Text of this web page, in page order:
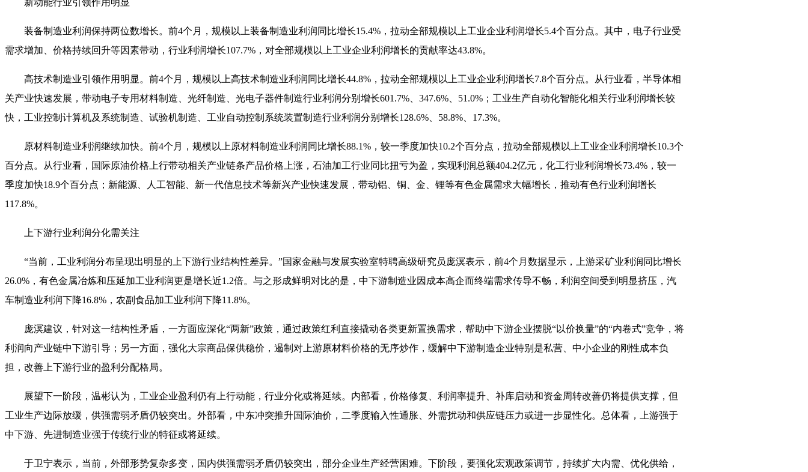
装备制造业利润保持两位数增长。前4个月，规模以上装备制造业利润同比增长15.4% ，拉动全部规模以上工业企业利润增长5.4个百分点。其中，电子行业受
需求增加、价格持续回升等因素带动，行业利润增长107.7% ，对全部规模以上工业企业利润增长的贡献率达43.8%。
高技术制造业引领作用明显。前4个月，规模以上高技术制造业利润同比增长44.8% ，拉动全部规模以上工业企业利润增长7.8个百分点。从行业看，半导体相
关产业快速发展，带动电子专用材料制造、光纤制造、光电子器件制造行业利润分别增长601.7% 347.6% 51.0% ；工业生产自动化智能化相关行业利润增长较
快，工业控制计算机及系统制造、试验机制造、工业自动控制系统装置制造行业利润分别增长128.6% 58.8% 17.3%。
原材料制造业利润继续加快。前4个月，规模以上原材料制造业利润同比增长88.1% ，较一季度加快10.2个百分点，拉动全部规模以上工业企业利润增长10.3个
百分点。从行业看，国际原油价格上行带动相关产业链条产品价格上涨，石油加工行业同比扭亏为盈，实现利润总额404.2亿元，化工行业利润增长73.4% ，较一
季度加快18.9个百分点；新能源、人工智能、新一代信息技术等新兴产业快速发展，带动铝、铜、金、锂等有色金属需求大幅增长，推动有色行业利润增长
117.8%。
上下游行业利润分化需关注
“当前，工业利润分布呈现出明显的上下游行业结构性差异。”国家金融与发展实验室特聘高级研究员庞溟表示，前4个月数据显示，上游采矿业利润同比增长
26.0% ，有色金属冶炼和压延加工业利润更是增长近1.2倍。与之形成鲜明对比的是，中下游制造业因成本高企而终端需求传导不畅，利润空间受到明显挤压，汽
车制造业利润下降16.8% ，农副食品加工业利润下降11.8%。
庞溟建议，针对这一结构性矛盾，一方面应深化“两新”政策，通过政策红利直接撬动各类更新置换需求，帮助中下游企业摆脱“以价换量”的“内卷式”竞争，将
利润向产业链中下游引导；另一方面，强化大宗商品保供稳价，遏制对上游原材料价格的无序炒作，缓解中下游制造企业特别是私营、中小企业的刚性成本负
担，改善上下游行业的盈利分配格局。
展望下一阶段，温彬认为，工业企业盈利仍有上行动能，行业分化或将延续。内部看，价格修复、利润率提升、补库启动和资金周转改善仍将提供支撑，但
工业生产边际放缓，供强需弱矛盾仍较突出。外部看，中东冲突推升国际油价，二季度输入性通胀、外需扰动和供应链压力或进一步显性化。总体看，上游强于
中下游、先进制造业强于传统行业的特征或将延续。
于卫宁表示，当前，外部形势复杂多变，国内供强需弱矛盾仍较突出，部分企业生产经营困难。下阶段，要强化宏观政策调节，持续扩大内需、优化供给，